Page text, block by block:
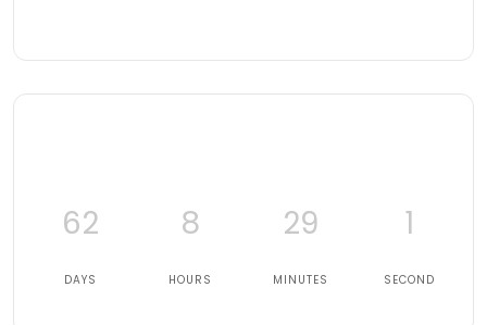
62
DAYS
8
HOURS
29
MINUTES
1
SECOND